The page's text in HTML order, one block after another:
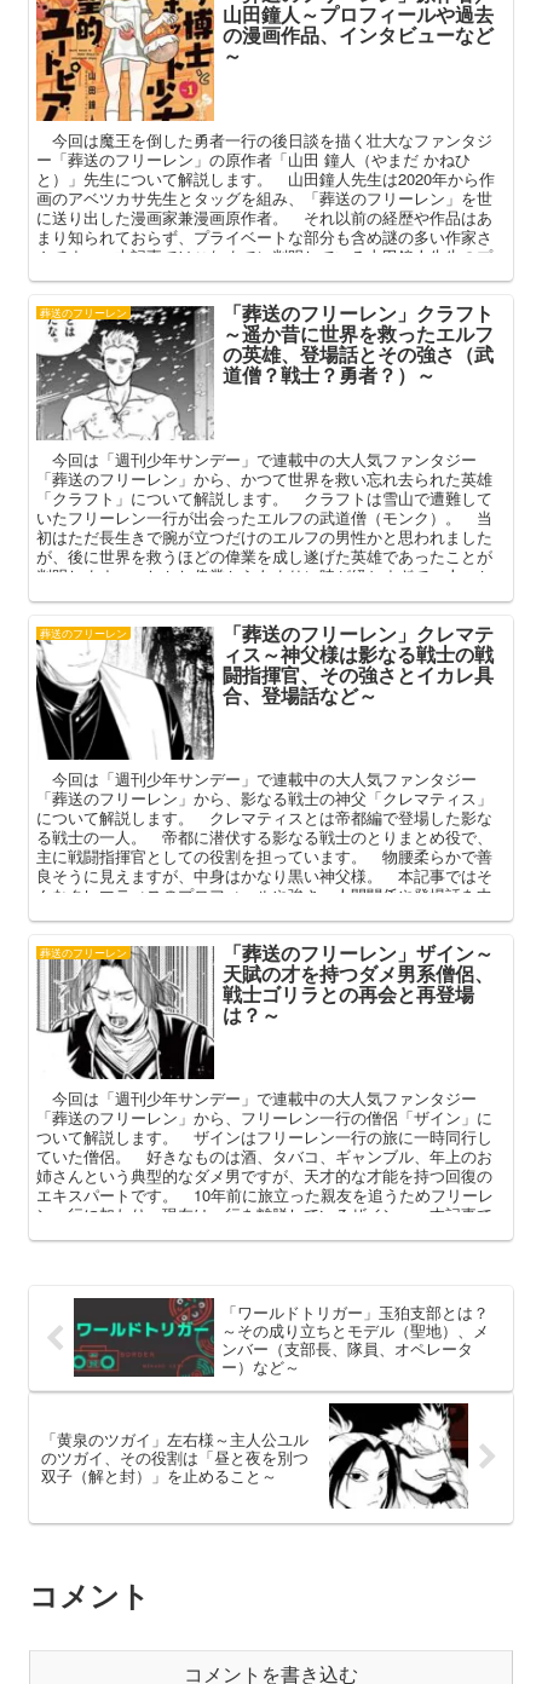
山田鐘人～プロフィールや過去
の漫画作品、インタビューなど
～
今回は魔王を倒した勇者一行の後日談を描く壮大なファンタジ
ー「葬送のフリーレン」の原作者「山田 鐘人（やまだ かねひ
と）」先生について解説します。 山田鐘人先生は2020年から作
画のアベツカサ先生とタッグを組み、「葬送のフリーレン」を世
に送り出した漫画家兼漫画原作者。 それ以前の経歴や作品はあ
まり知られておらず、プライベートな部分も含め謎の多い作家さ
んです。 本記事ではこれまでに判明している山田鐘人先生のプ
葬送のフリーレン 「葬送のフリーレン」クラフト
～遥か昔に世界を救ったエルフ
の英雄、登場話とその強さ（武
道僧？戦士？勇者？）～
今回は「週刊少年サンデー」で連載中の大人気ファンタジー
「葬送のフリーレン」から、かつて世界を救い忘れ去られた英雄
「クラフト」について解説します。 クラフトは雪山で遭難して
いたフリーレン一行が出会ったエルフの武道僧（モンク）。 当
初はただ長生きで腕が立つだけのエルフの男性かと思われました
が、後に世界を救うほどの偉業を成し遂げた英雄であったことが
判明します。 しかし偉業からあまりに時が経ちすぎて、人々か
す。
葬送のフリーレン 「葬送のフリーレン」クレマテ
ィス～神父様は影なる戦士の戦
闘指揮官、その強さとイカレ具
合、登場話など～
今回は「週刊少年サンデー」で連載中の大人気ファンタジー
「葬送のフリーレン」から、影なる戦士の神父「クレマティス」
について解説します。 クレマティスとは帝都編で登場した影な
る戦士の一人。 帝都に潜伏する影なる戦士のとりまとめ役で、
主に戦闘指揮官としての役割を担っています。 物腰柔らかで善
良そうに見えますが、中身はかなり黒い神父様。 本記事ではそ
んなクレマティスのプロフィールや強さ、人間関係や登場話を中
葬送のフリーレン 「葬送のフリーレン」ザイン～
天賦の才を持つダメ男系僧侶、
戦士ゴリラとの再会と再登場
は？～
今回は「週刊少年サンデー」で連載中の大人気ファンタジー
「葬送のフリーレン」から、フリーレン一行の僧侶「ザイン」に
ついて解説します。 ザインはフリーレン一行の旅に一時同行し
ていた僧侶。 好きなものは酒、タバコ、ギャンブル、年上のお
姉さんという典型的なダメ男ですが、天才的な才能を持つ回復の
エキスパートです。 10年前に旅立った親友を追うためフリーレ
ン一行に加わり、現在は一行を離脱しているザイン。 本記事で
「ワールドトリガー」玉狛支部とは？
～その成り立ちとモデル（聖地）、メ
ンバー（支部長、隊員、オペレータ
ー）など～
「黄泉のツガイ」左右様～主人公ユル
のツガイ、その役割は「昼と夜を別つ
双子（解と封）」を止めること～
コメント
コメントを書き込む